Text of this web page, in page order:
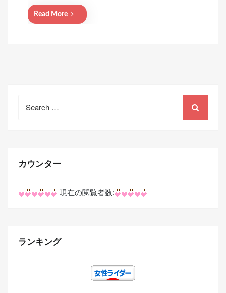
Read More
for:
カウンター
現在の閲覧者数:
ランキング